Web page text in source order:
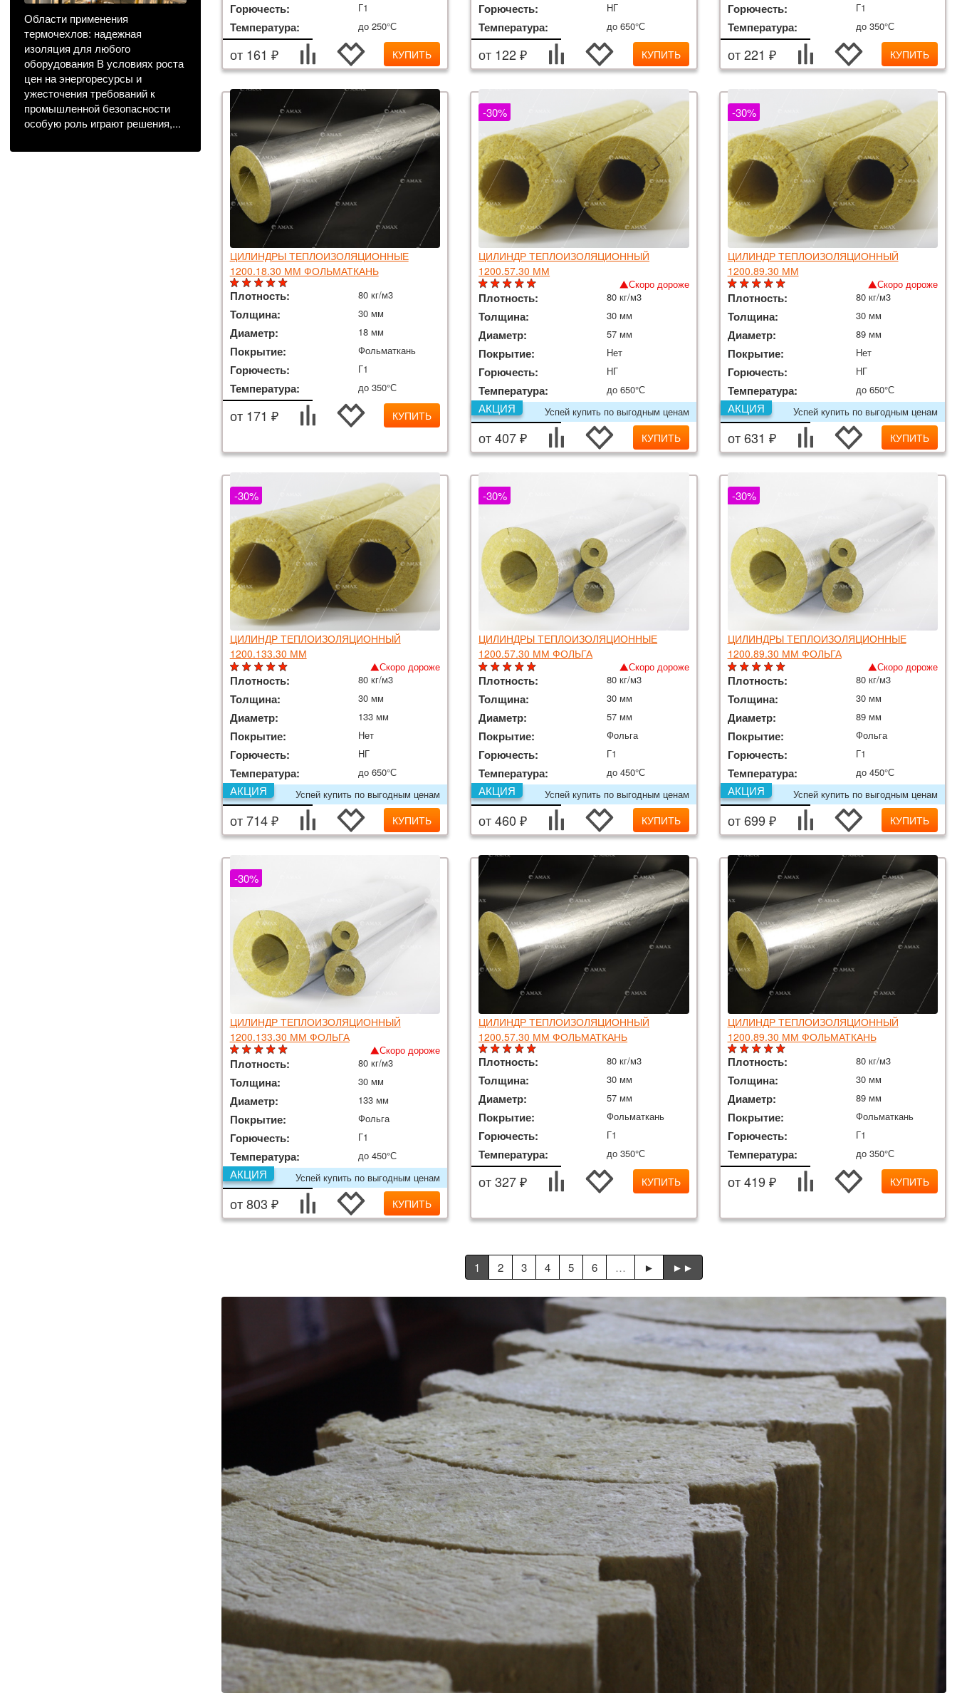
Горючесть: Г1
Температура: до 250°С
от 161 ₽ КУПИТЬ
Горючесть: НГ
Температура: до 650°С
от 122 ₽ КУПИТЬ
Горючесть: Г1
Температура: до 350°С
от 221 ₽ КУПИТЬ
ЦИЛИНДРЫ ТЕПЛОИЗОЛЯЦИОННЫЕ
1200.18.30 ММ ФОЛЬМАТКАНЬ
Плотность: 80 кг/м3
Толщина: 30 мм
Диаметр: 18 мм
Покрытие: Фольматкань
Горючесть: Г1
Температура: до 350°С
от 171 ₽ КУПИТЬ
ЦИЛИНДР ТЕПЛОИЗОЛЯЦИОННЫЙ
1200.57.30 ММ
-30%
Скоро дороже
Плотность: 80 кг/м3
Толщина: 30 мм
Диаметр: 57 мм
Покрытие: Нет
Горючесть: НГ
Температура:
до 650°С
Успей купить по выгодным ценам
АКЦИЯ
от 407 ₽ КУПИТЬ
ЦИЛИНДР ТЕПЛОИЗОЛЯЦИОННЫЙ
1200.89.30 ММ
-30%
Скоро дороже
Плотность: 80 кг/м3
Толщина: 30 мм
Диаметр: 89 мм
Покрытие: Нет
Горючесть: НГ
Температура:
до 650°С
Успей купить по выгодным ценам
АКЦИЯ
от 631 ₽ КУПИТЬ
ЦИЛИНДР ТЕПЛОИЗОЛЯЦИОННЫЙ
1200.133.30 ММ
-30%
Скоро дороже
Плотность: 80 кг/м3
Толщина: 30 мм
Диаметр: 133 мм
Покрытие: Нет
Горючесть: НГ
Температура:
до 650°С
Успей купить по выгодным ценам
АКЦИЯ
от 714 ₽ КУПИТЬ
ЦИЛИНДРЫ ТЕПЛОИЗОЛЯЦИОННЫЕ
1200.57.30 ММ ФОЛЬГА
-30%
Скоро дороже
Плотность: 80 кг/м3
Толщина: 30 мм
Диаметр: 57 мм
Покрытие: Фольга
Горючесть: Г1
Температура:
до 450°С
Успей купить по выгодным ценам
АКЦИЯ
от 460 ₽ КУПИТЬ
ЦИЛИНДРЫ ТЕПЛОИЗОЛЯЦИОННЫЕ
1200.89.30 ММ ФОЛЬГА
-30%
Скоро дороже
Плотность: 80 кг/м3
Толщина: 30 мм
Диаметр: 89 мм
Покрытие: Фольга
Горючесть: Г1
Температура:
до 450°С
Успей купить по выгодным ценам
АКЦИЯ
от 699 ₽ КУПИТЬ
ЦИЛИНДР ТЕПЛОИЗОЛЯЦИОННЫЙ
1200.133.30 ММ ФОЛЬГА
-30%
Скоро дороже
Плотность: 80 кг/м3
Толщина: 30 мм
Диаметр: 133 мм
Покрытие: Фольга
Горючесть: Г1
Температура:
до 450°С
Успей купить по выгодным ценам
АКЦИЯ
от 803 ₽ КУПИТЬ
ЦИЛИНДР ТЕПЛОИЗОЛЯЦИОННЫЙ
1200.57.30 ММ ФОЛЬМАТКАНЬ
Плотность: 80 кг/м3
Толщина: 30 мм
Диаметр: 57 мм
Покрытие: Фольматкань
Горючесть: Г1
Температура: до 350°С
от 327 ₽ КУПИТЬ
ЦИЛИНДР ТЕПЛОИЗОЛЯЦИОННЫЙ
1200.89.30 ММ ФОЛЬМАТКАНЬ
Плотность: 80 кг/м3
Толщина: 30 мм
Диаметр: 89 мм
Покрытие: Фольматкань
Горючесть: Г1
Температура: до 350°С
от 419 ₽ КУПИТЬ
1 2 3 4 5 6 … ► ►►
Области применения
термочехлов: надежная
изоляция для любого
оборудования В условиях роста
цен на энергоресурсы и
ужесточения требований к
промышленной безопасности
особую роль играют решения,...